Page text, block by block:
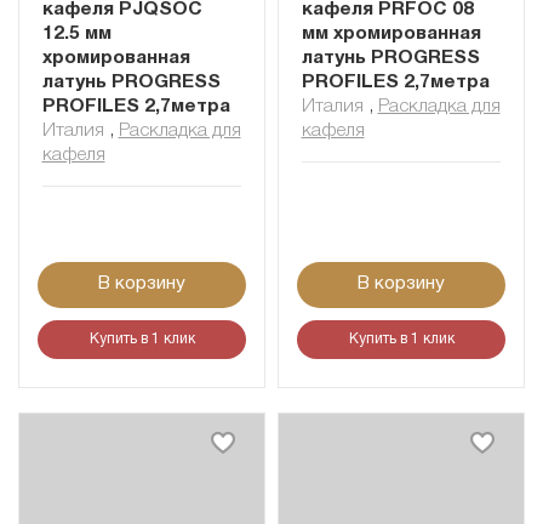
кафеля PJQSOC
12.5 мм
хромированная
латунь PROGRESS
PROFILES 2,7метра
Италия , Раскладка для
кафеля
В корзину
Купить в 1 клик
кафеля PRFOC 08
мм хромированная
латунь PROGRESS
PROFILES 2,7метра
Италия , Раскладка для
кафеля
В корзину
Купить в 1 клик